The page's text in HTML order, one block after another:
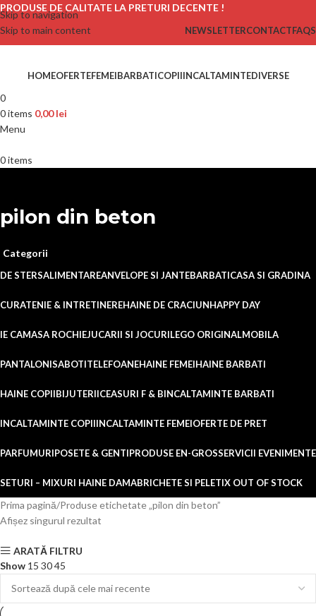
Skip to navigation
Skip to main content
PRODUSE DE CALITATE LA PRETURI DECENTE !
NEWSLETTERCONTACTFAQS
HOMEOFERTEFEMEIBARBATICOPIIINCALTAMINTEDIVERSE
0
0items 0,00lei
Menu
0items
pilon din beton
Categorii
DE STERSALIMENTAREANVELOPE SI JANTEBARBATICASA SI GRADINA
CURATENIE & INTRETINEREHAINE DE CRACIUNHAPPY DAY
IE CAMASA ROCHIEJUCARII SI JOCURILEGO ORIGINALMOBILA
PANTALONISABOTITELEFOANEHAINE FEMEIHAINE BARBATI
HAINE COPIIBIJUTERIICEASURI F & BINCALTAMINTE BARBATI
INCALTAMINTE COPIIINCALTAMINTE FEMEIOFERTE DE PRET
PARFUMURIPOSETE & GENTIPRODUSE EN-GROSSERVICII EVENIMENTE
SETURI – MIXURI HAINE DAMABRICHETE SI PELETIX OUT OF STOCK
Prima pagină Produse etichetate „pilon din beton”
Afișez singurul rezultat
ARATĂ FILTRU
Show 15 3045